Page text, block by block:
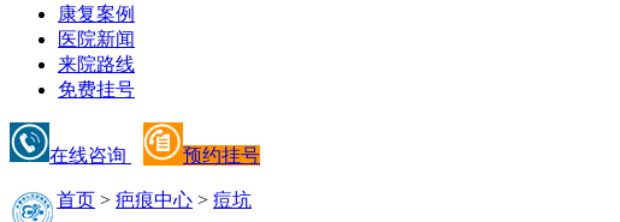
康复案例
医院新闻
来院路线
免费挂号
在线咨询 预约挂号
首页 > 疤痕中心 > 痘坑